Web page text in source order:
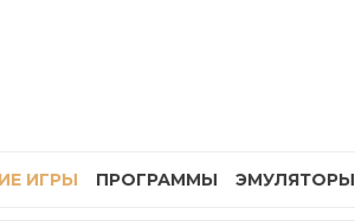
ИГРЫ ПРОГРАММЫ ЭМУЛЯТОРЫ